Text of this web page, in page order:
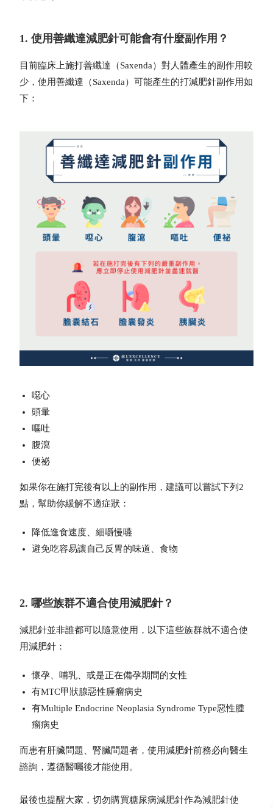
1. 使用善纖達減肥針可能會有什麼副作用？
目前臨床上施打善纖達（Saxenda）對人體產生的副作用較
少，使用善纖達（Saxenda）可能產生的打減肥針副作用如
下：
噁心
頭暈
嘔吐
腹瀉
便祕
如果你在施打完後有以上的副作用，建議可以嘗試下列2
點，幫助你緩解不適症狀：
降低進食速度、細嚼慢嚥
避免吃容易讓自己反胃的味道、食物
2. 哪些族群不適合使用減肥針？
減肥針並非誰都可以隨意使用，以下這些族群就不適合使
用減肥針：
懷孕、哺乳、或是正在備孕期間的女性
有MTC甲狀腺惡性腫瘤病史
有Multiple Endocrine Neoplasia Syndrome Type惡性腫
瘤病史
而患有肝臟問題、腎臟問題者，使用減肥針前務必向醫生
諮詢，遵循醫囑後才能使用。
最後也提醒大家，切勿購買糖尿病減肥針作為減肥針使